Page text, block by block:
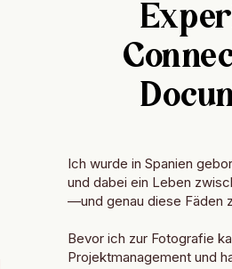
Ich wurde in Spanien
und dabei ein Leben
—und genau diese Fäden
Bevor ich zur Fotografie
Projektmanagement und